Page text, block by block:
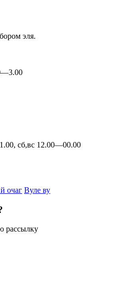
эля.
сб,вс 12.00—00.00
очаг Вуле ву
рассылку